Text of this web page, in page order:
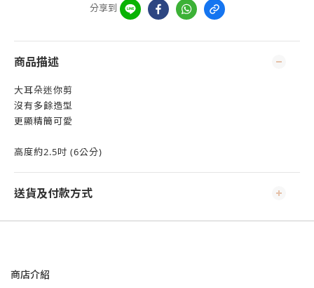
分享到
商品描述
大耳朵迷你剪
沒有多餘造型
更顯精簡可愛
高度約2.5吋 (6公分)
送貨及付款方式
商店介紹